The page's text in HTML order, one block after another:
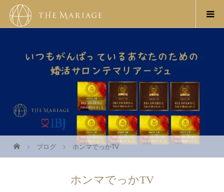
ブログ ホンマでっかTV
ホンマでっかTV